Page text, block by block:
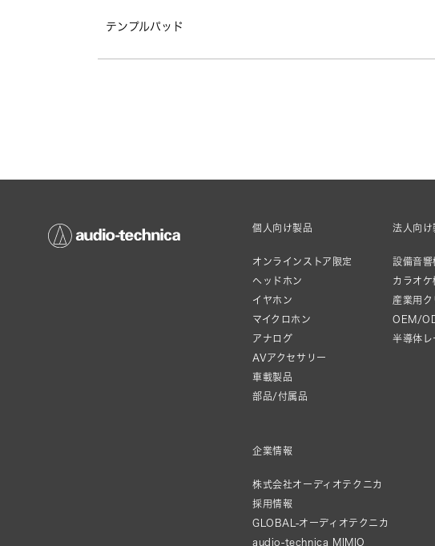
テンプルパッド
個人向け製品
オンラインストア限定
ヘッドホン
イヤホン
マイクロホン
アナログ
AVアクセサリー
車載製品
部品/付属品
法人向け
設備音響
カラオ
産業用
OEM/
半導体
企業情報
株式会社オーディオテクニカ
採用情報
GLOBAL-オーディオテクニカ
audio-technica MIMIO